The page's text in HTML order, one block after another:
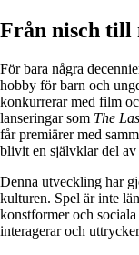
Från nisch till
För bara några
hobby för barn och
konkurrerar med film
lanseringar som The
får premiärer med
blivit en självklar del av
Denna utveckling har
kulturen. Spel är inte
konstformer och
interagerar och